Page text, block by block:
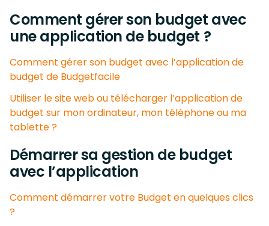
Comment gérer son budget avec
une application de budget ?
Comment gérer son budget avec l’application de
budget de Budgetfacile
Utiliser le site web ou télécharger l’application de
budget sur mon ordinateur, mon téléphone ou ma
tablette ?
Démarrer sa gestion de budget
avec l’application
Comment démarrer votre Budget en quelques clics
?